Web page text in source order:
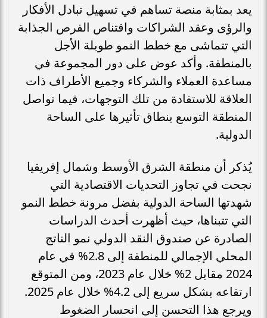
يعد بمثابة منصة تساهم في تسهيل تبادل الأفكار
والرؤى وعقد الشراكات واقتناص الفرص الجذابة
التي تتماشى مع خطط النمو طويلة الأجل
بالمنطقة. وأكد عوض على دور المجموعة في
مساعدة العملاء والشركاء وجميع الأطراف ذات
العلاقة للاستفادة من تلك التوجهات، فيما تواصل
المنطقة التوسع بنطاق تأثيرها على الساحة
الدولية.
يُذكر أن منطقة الشرق الأوسط وشمال إفريقيا
نجحت في تجاوز التحديات الاقتصادية التي
شهدتها الساحة الدولية بفضل مرونة خطط النمو
التي تتبناها، حيث أظهرت أحدث الدراسات
الصادرة عن صندوق النقد الدولي نمو الناتج
المحلي الإجمالي للمنطقة إلى 2.8% في عام
2024 مقابل 2% خلال عام 2023، ومن المتوقع
ارتفاعه بشكل سريع إلى 4.2% خلال عام 2025.
ويرجع هذا التحسن إلى انحسار الضغوط